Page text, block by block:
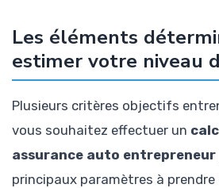
Les éléments
estimer votre niveau
Plusieurs critères objectifs
vous souhaitez effectuer un
assurance auto entrepreneur
principaux paramètres à prendre